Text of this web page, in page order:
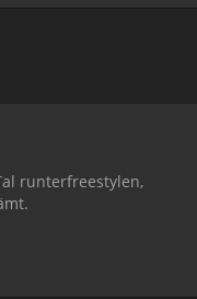
runterfreestylen,